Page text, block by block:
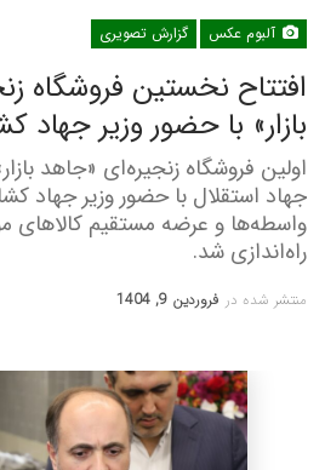
آلبوم عکس گزارش تصویری
افتتاح نخستین فروشگاه
بازار» با حضور وزیر جهاد
اولین فروشگاه زنجیره‌ای «جاهد
جهاد استقلال با حضور وزیر جهاد
واسطه‌ها و عرضه مستقیم کالاهای
راه‌اندازی شد.
منتشر شده در فروردین 9, 1404